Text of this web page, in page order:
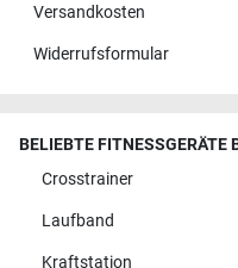
Versandkosten
Widerrufsformular
BELIEBTE FITNESSGERÄTE
Crosstrainer
Laufband
Kraftstation